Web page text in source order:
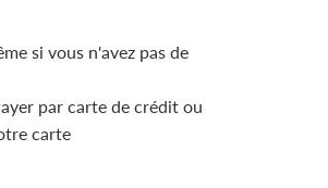
si vous n'avez pas de
par carte de crédit ou
carte